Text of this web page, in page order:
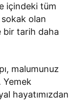
içindeki tüm
sokak olan
bir tarih daha
malumunuz
Yemek
hayatımızdan